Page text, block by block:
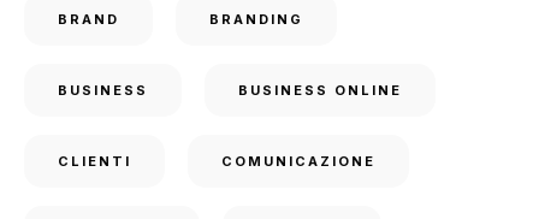
BRAND BRANDING
BUSINESS BUSINESS ONLINE
CLIENTI COMUNICAZIONE